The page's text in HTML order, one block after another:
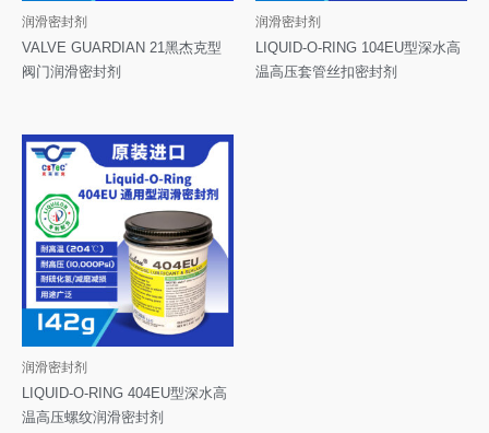
润滑密封剂
VALVE GUARDIAN 21黑杰克型
阀门润滑密封剂
润滑密封剂
LIQUID-O-RING 104EU型深水高
温高压套管丝扣密封剂
润滑密封剂
LIQUID-O-RING 404EU型深水高
温高压螺纹润滑密封剂